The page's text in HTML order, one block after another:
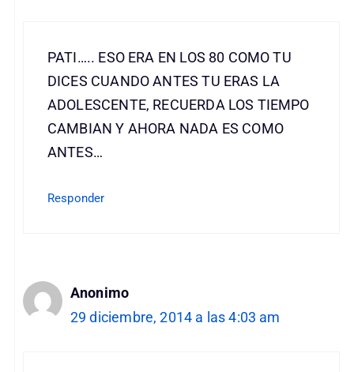
PATI….. ESO ERA EN LOS 80 COMO TU
DICES CUANDO ANTES TU ERAS LA
ADOLESCENTE, RECUERDA LOS TIEMPO
CAMBIAN Y AHORA NADA ES COMO
ANTES…
Responder
Anonimo
29 diciembre, 2014 a las 4:03 am